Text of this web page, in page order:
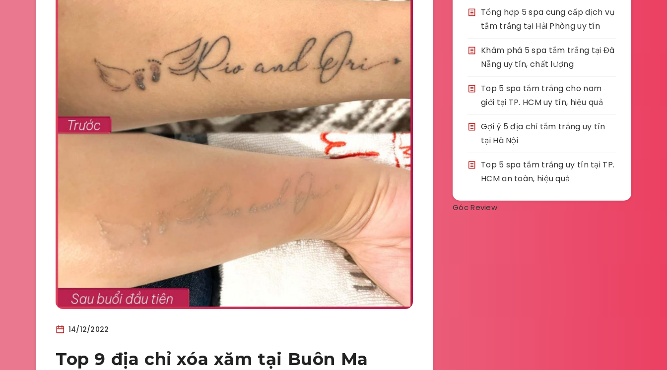
14/12/2022
Top 9 địa chỉ xóa xăm tại Buôn Ma
Tổng hợp 5 spa cung cấp dịch vụ
tắm trắng tại Hải Phòng uy tín
Khám phá 5 spa tắm trắng tại Đà
Nẵng uy tín, chất lượng
Top 5 spa tắm trắng cho nam
giới tại TP. HCM uy tín, hiệu quả
Gợi ý 5 địa chỉ tắm trắng uy tín
tại Hà Nội
Top 5 spa tắm trắng uy tín tại TP.
HCM an toàn, hiệu quả
Góc Review